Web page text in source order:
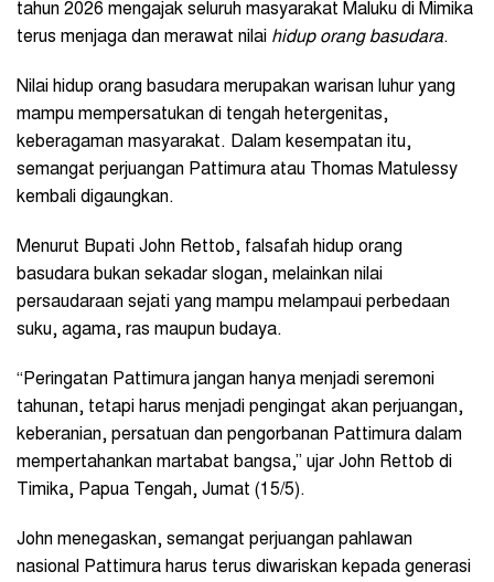
tahun 2026 mengajak seluruh masyarakat Maluku di Mimika
terus menjaga dan merawat nilai hidup orang basudara.
Nilai hidup orang basudara merupakan warisan luhur yang
mampu mempersatukan di tengah hetergenitas,
keberagaman masyarakat. Dalam kesempatan itu,
semangat perjuangan Pattimura atau Thomas Matulessy
kembali digaungkan.
Menurut Bupati John Rettob, falsafah hidup orang
basudara bukan sekadar slogan, melainkan nilai
persaudaraan sejati yang mampu melampaui perbedaan
suku, agama, ras maupun budaya.
“Peringatan Pattimura jangan hanya menjadi seremoni
tahunan, tetapi harus menjadi pengingat akan perjuangan,
keberanian, persatuan dan pengorbanan Pattimura dalam
mempertahankan martabat bangsa,” ujar John Rettob di
Timika, Papua Tengah, Jumat (15/5).
John menegaskan, semangat perjuangan pahlawan
nasional Pattimura harus terus diwariskan kepada generasi